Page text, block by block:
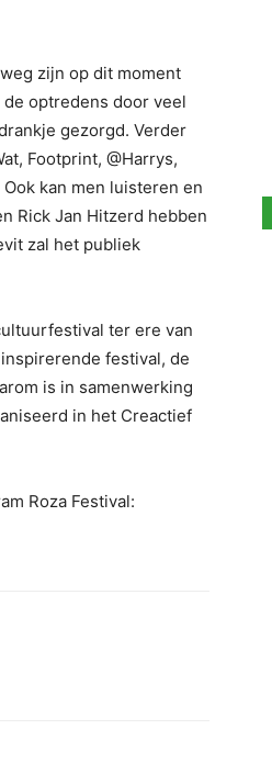
zijn op dit moment
de optredens door veel
gezorgd. Verder
Footprint, @Harrys,
kan men luisteren en
Rick Jan Hitzerd hebben
zal het publiek
ter ere van
festival, de
is in samenwerking
in het Creactief
Roza Festival: